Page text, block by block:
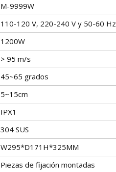
M-9999W
110-120 V, 220-240 V y 50-60 Hz
1200W
> 95 m/s
45~65 grados
5~15cm
IPX1
304 SUS
W295*D171H*325MM
Piezas de fijación montadas